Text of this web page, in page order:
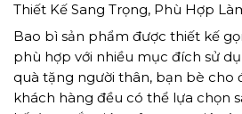
Thiết Kế Sang Trọng, Phù Hợp
Bao bì sản phẩm được thiết kế
phù hợp với nhiều mục đích sử
quà tặng người thân, bạn bè cho
khách hàng đều có thể lựa chọn